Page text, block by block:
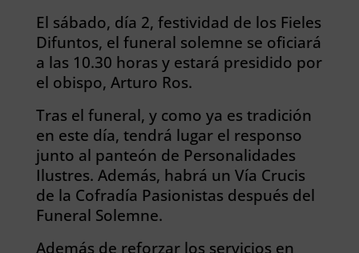
El sábado, día 2, festividad de los Fieles
Difuntos, el funeral solemne se oficiará
a las 10.30 horas y estará presidido por
el obispo, Arturo Ros.
Tras el funeral, y como ya es tradición
en este día, tendrá lugar el responso
junto al panteón de Personalidades
Ilustres. Además, habrá un Vía Crucis
de la Cofradía Pasionistas después del
Funeral Solemne.
Además de reforzar los servicios en